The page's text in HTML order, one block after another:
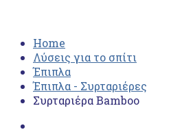
Home
Λύσεις για το σπίτι
Έπιπλα
Έπιπλα - Συρταριέρες
Συρταριέρα Bamboo